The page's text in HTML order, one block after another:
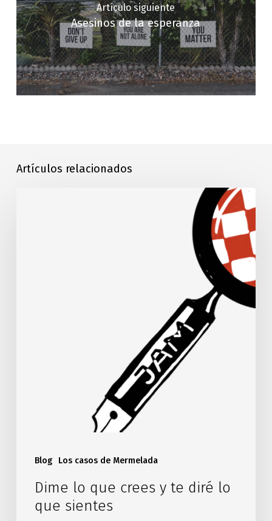
Artículo siguiente
Asesinos de la esperanza
Artículos relacionados
Blog Los casos de Mermelada
Dime lo que crees y te diré lo
que sientes